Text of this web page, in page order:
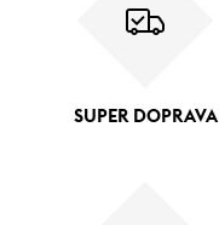
SUPER DOPRAVA